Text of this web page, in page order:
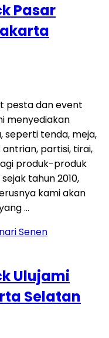
Pasar
pesta dan event
menyediakan
seperti tenda, meja,
partisi, tirai,
produk-produk
tahun 2010,
kami akan
…
Ulujami
Selatan